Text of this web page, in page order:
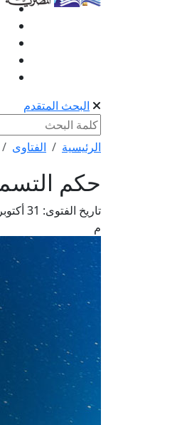
البحث المتقدم
الرئيسية الفتاوى
حكم
تاريخ الفتوى:
م